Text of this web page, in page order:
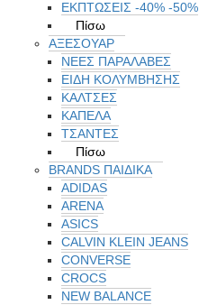
ΕΚΠΤΏΣΕΙΣ -40% -50%
Πίσω
ΑΞΕΣΟΥΑΡ
ΝΕΕΣ ΠΑΡΑΛΑΒΕΣ
ΕΙΔΗ ΚΟΛΥΜΒΗΣΗΣ
ΚΑΛΤΣΕΣ
ΚΑΠΕΛΑ
ΤΣΑΝΤΕΣ
Πίσω
BRANDS ΠΑΙΔΙΚΆ
ADIDAS
ARENA
ASICS
CALVIN KLEIN JEANS
CONVERSE
CROCS
NEW BALANCE